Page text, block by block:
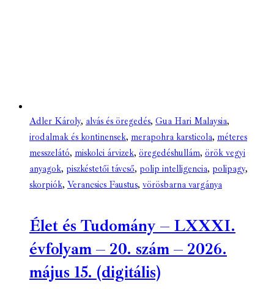
Adler Károly, alvás és öregedés, Gua Hari Malaysia,
irodalmak és kontinensek, merapohra karsticola, méteres
messzelátó, miskolci árvizek, öregedéshullám, örök vegyi
anyagok, piszkéstetői távcső, polip intelligencia, polipagy,
skorpiók, Verancsics Faustus, vörösbarna vargánya
Élet és Tudomány – LXXXI.
évfolyam – 20. szám – 2026.
május 15. (digitális)